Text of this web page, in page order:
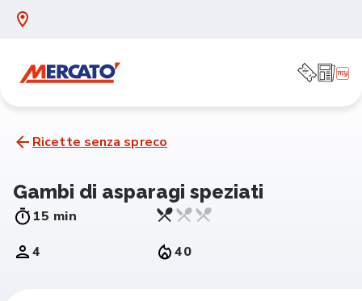
Ricette senza spreco
Gambi di asparagi speziati
15 min
4
40